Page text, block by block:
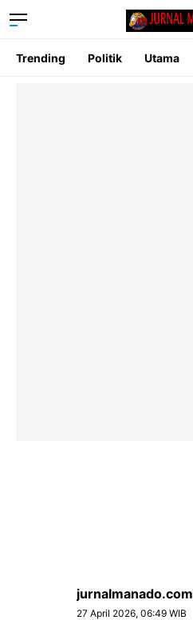
Trending Politik Utama
jurnalmanado.com
27 April 2026, 06:49 WIB